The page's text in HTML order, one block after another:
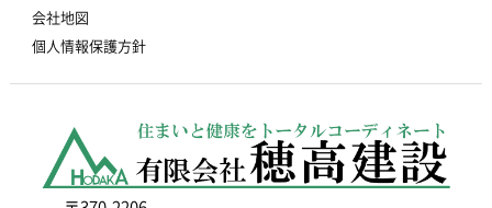
会社地図
個人情報保護方針